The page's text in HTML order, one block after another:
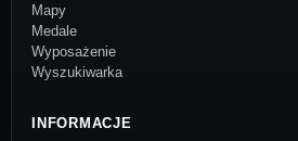
Mapy
Medale
Wyposażenie
Wyszukiwarka
INFORMACJE